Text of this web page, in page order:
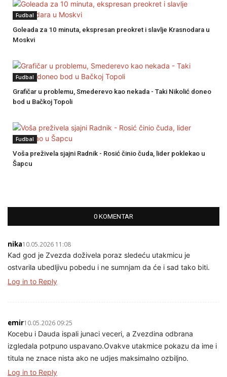
Fudbal
Goleada za 10 minuta, ekspresan preokret i slavlje Krasnodara u
Moskvi
Fudbal
Grafičar u problemu, Smederevo kao nekada - Taki Nikolić doneo
bod u Bačkoj Topoli
Fudbal
Voša preživela sjajni Radnik - Rosić činio čuda, lider poklekao u
Šapcu
0 KOMENTAR
nika10.05.2026 11:08
Kad god je Zvezda doživela poraz sledeću utakmicu je
ostvarila ubedljivu pobedu i ne sumnjam da će i sad tako biti.
Log in to Reply
emir10.05.2026 09:25
Kocebu i Dauda ispali junaci veceri, a Zvezdina odbrana
izgledala potpuno uspavano.Ovakve utakmice pokazu da ime i
titula ne znace nista ako ne udjes maksimalno ozbiljno.
Log in to Reply